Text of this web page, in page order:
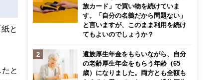
と
と
族カード」で買い物を続けていま
す。「自分の名義だから問題ない」
と言いますが、このまま利用を続け
てもよいのでしょうか？
遺族厚生年金をもらいながら、自分
の老齢厚生年金をもらう年齢（65
歳）になりました。両方とも全額も